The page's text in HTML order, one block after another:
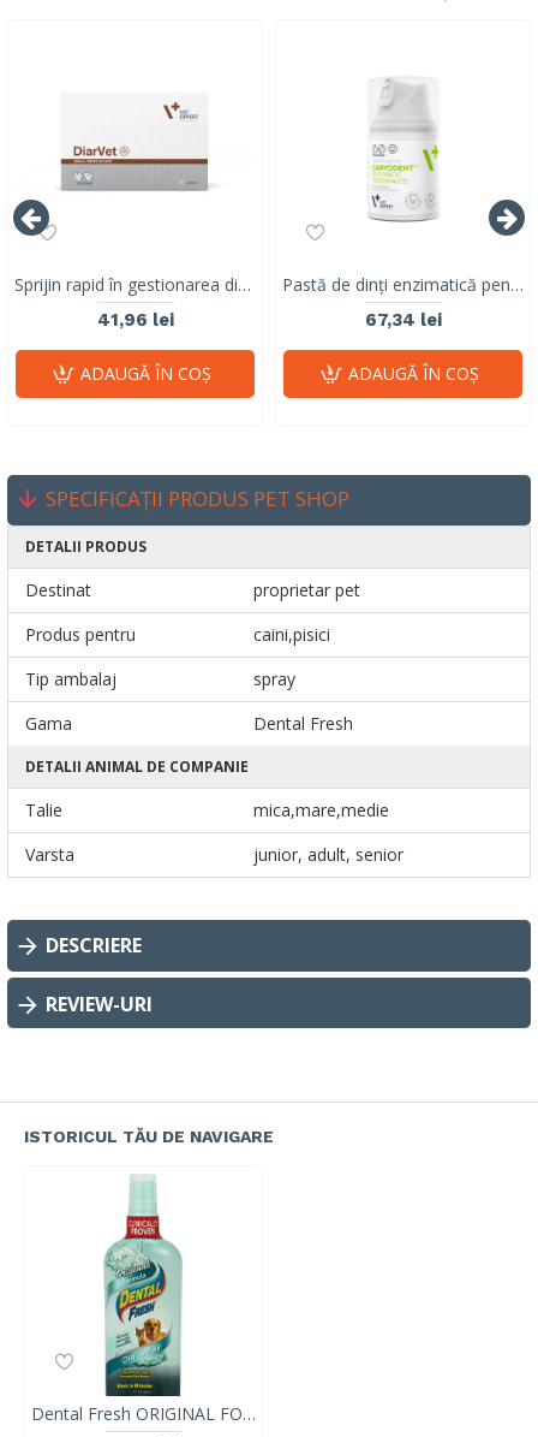
Sprijin rapid în gestionarea diareei la câini de talie mică și pisici, DiarVet Twist Off, Vet Expert, 6 capsule
41,96 lei
ADAUGĂ ÎN COŞ
Pastă de dinți enzimatică pentru câini și pisici, CARYODENT VET EXPERT, gel, 50ml
67,34 lei
ADAUGĂ ÎN COŞ
SPECIFICAȚII PRODUS PET SHOP
DETALII PRODUS
Destinat
proprietar pet
Produs pentru
caini,pisici
Tip ambalaj
spray
Gama
Dental Fresh
DETALII ANIMAL DE COMPANIE
Talie
mica,mare,medie
Varsta
junior, adult, senior
DESCRIERE
REVIEW-URI
ISTORICUL TĂU DE NAVIGARE
Dental Fresh ORIGINAL FORMULA SPRAY, Synergy Labs, 118 ml